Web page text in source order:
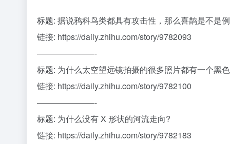
标题: 据说鸦科鸟类都具有攻击性，那么喜鹊是不是
链接: https://daily.zhihu.com/story/9782093
———————-
标题: 为什么太空望远镜拍摄的很多照片都有一个黑
链接: https://daily.zhihu.com/story/9782100
———————-
标题: 为什么没有 X 形状的河流走向?
链接: https://daily.zhihu.com/story/9782183